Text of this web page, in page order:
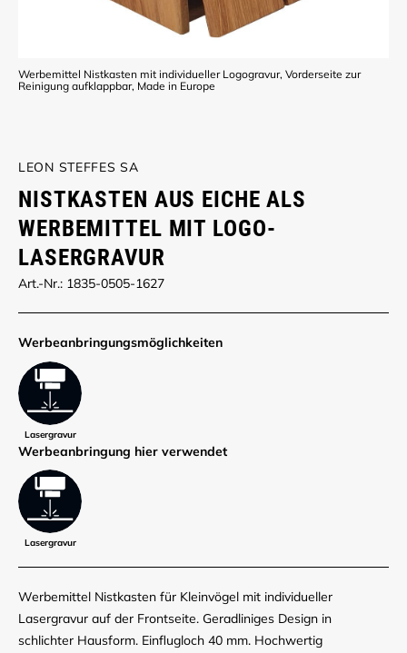
Werbemittel Nistkasten mit individueller Logogravur, Vorderseite zur
Reinigung aufklappbar, Made in Europe
LEON STEFFES SA
NISTKASTEN AUS EICHE ALS
WERBEMITTEL MIT LOGO-
LASERGRAVUR
Art.-Nr.: 1835-0505-1627
Werbe­anbringungs­möglich­keiten
Lasergravur
Werbe­anbringung hier verwendet
Lasergravur
Werbemittel Nistkasten für Kleinvögel mit individueller
Lasergravur auf der Frontseite. Geradliniges Design in
schlichter Hausform. Einflugloch 40 mm. Hochwertig